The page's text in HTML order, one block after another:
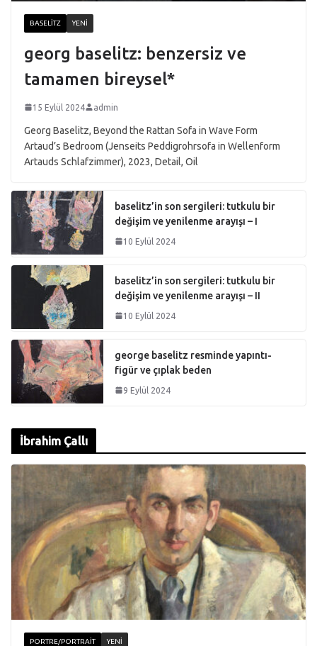
BASELITZ YENI
georg baselitz: benzersiz ve
tamamen bireysel*
15 Eylül 2024 admin
Georg Baselitz, Beyond the Rattan Sofa in Wave Form
Artaud’s Bedroom (Jenseits Peddigrohrsofa in Wellenform
Artauds Schlafzimmer), 2023, Detail, Oil
baselitz’in son sergileri: tutkulu bir
değişim ve yenilenme arayışı – I
10 Eylül 2024
baselitz’in son sergileri: tutkulu bir
değişim ve yenilenme arayışı – II
10 Eylül 2024
george baselitz resminde yapıntı-
figür ve çıplak beden
9 Eylül 2024
İbrahim Çallı
PORTRE/PORTRAIT YENI